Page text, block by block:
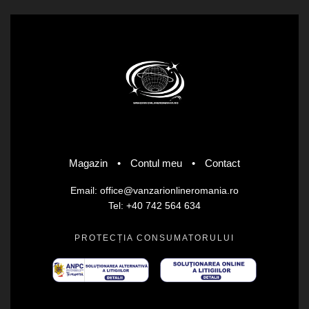
Magazin • Contul meu • Contact
Email: office@vanzarionlineromania.ro
Tel: +40 742 564 634
PROTECȚIA CONSUMATORULUI